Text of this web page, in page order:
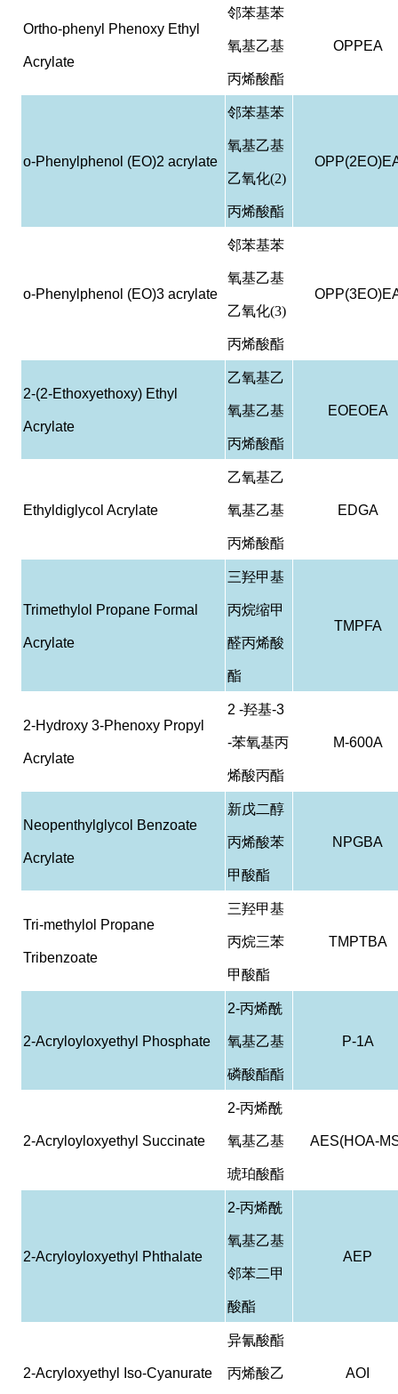
Ortho-phenyl Phenoxy Ethyl
Acrylate
邻苯基苯
氧基乙基
丙烯酸酯
OPPEA
o-Phenylphenol (EO)2 acrylate
邻苯基苯
氧基乙基
乙氧化(2)
丙烯酸酯
o-Phenylphenol (EO)3 acrylate
邻苯基苯
氧基乙基
乙氧化(3)
丙烯酸酯
2-(2-Ethoxyethoxy) Ethyl
Acrylate
乙氧基乙
氧基乙基
丙烯酸酯
EOEOEA
Ethyldiglycol Acrylate
乙氧基乙
氧基乙基
丙烯酸酯
EDGA
Trimethylol Propane Formal
Acrylate
三羟甲基
丙烷缩甲
醛丙烯酸
酯
TMPFA
2-Hydroxy 3-Phenoxy Propyl
Acrylate
2 -羟基-3
-苯氧基丙
烯酸丙酯
M-600A
Neopenthylglycol Benzoate
Acrylate
新戊二醇
丙烯酸苯
甲酸酯
NPGBA
Tri-methylol Propane
Tribenzoate
三羟甲基
丙烷三苯
甲酸酯
TMPTBA
2-Acryloyloxyethyl Phosphate
2-丙烯酰
氧基乙基
磷酸酯酯
P-1A
2-Acryloyloxyethyl Succinate
2-丙烯酰
氧基乙基
琥珀酸酯
AES(HOA-
2-Acryloyloxyethyl Phthalate
2-丙烯酰
氧基乙基
邻苯二甲
酸酯
AEP
2-Acryloxyethyl Iso-Cyanurate
异氰酸酯
丙烯酸乙 AOI